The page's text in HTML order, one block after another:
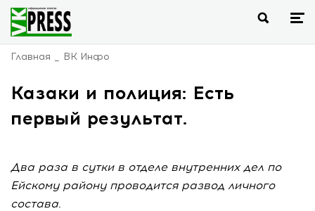
Главная ВК Инфо
Казаки и полиция: Есть
первый результат.
Два раза в сутки в отделе внутренних дел по
Ейскому району проводится развод личного
состава.